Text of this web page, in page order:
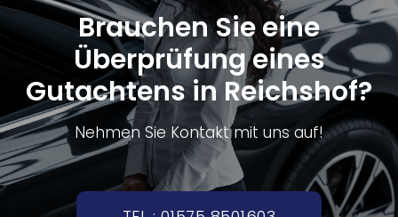
Brauchen Sie eine
Überprüfung eines
Gutachtens in Reichshof?
Nehmen Sie Kontakt mit uns auf!